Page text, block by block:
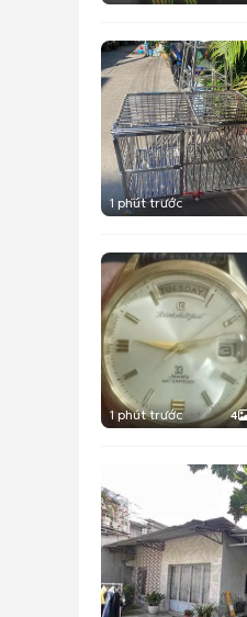
1 phút trước
1 phút trước 4